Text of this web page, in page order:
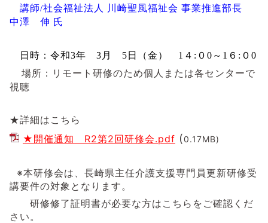
講師/社会福祉法人 川崎聖風福祉会 事業推進部長
中澤 伸 氏
日時：令和3年 3 月 5日（金） 1４:０0～1６:０0
場所：リモート研修のため個人または各センターで
視聴
★詳細はこちら
★開催通知 R2第2回研修会.pdf (0.17MB)
※本研修会は、長崎県主任介護支援専門員更新研修受
講要件の対象となります。
研修修了証明書が必要な方はこちらをご確認くだ
さい。